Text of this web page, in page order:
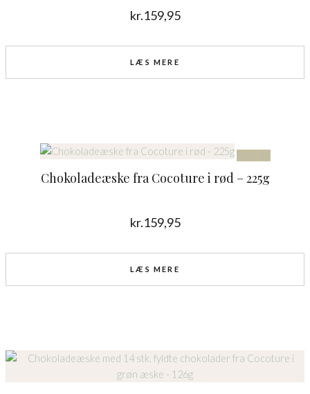
kr.159,95
LÆS MERE
Udsolgt
Chokoladeæske fra Cocoture i rød – 225g
kr.159,95
LÆS MERE